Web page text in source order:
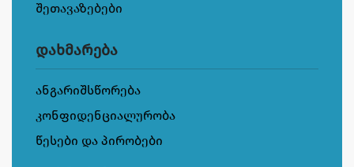
შეთავაზებები
დახმარება
ანგარიშსწორება
კონფიდენციალურობა
წესები და პირობები